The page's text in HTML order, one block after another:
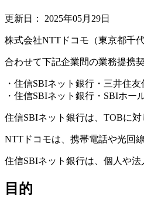
更新日： 2025年05月29日
株式会社NTTドコモ（東京都千
合わせて下記企業間の業務提携
・住信SBIネット銀行・三井住
・住信SBIネット銀行・SBIホ
住信SBIネット銀行は、TOBに
NTTドコモは、携帯電話や光回
住信SBIネット銀行は、個人や法
目的